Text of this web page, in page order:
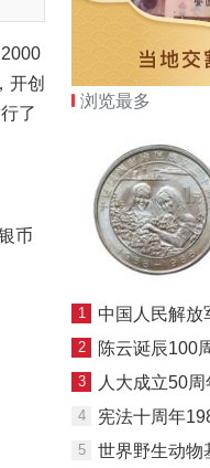
开创
了
币
浏览最多
1 中国人民解放军建军
2 陈云诞辰100周年
3 人大成立50周年纪
4 宪法十周年1982年
5 世界野生动物基